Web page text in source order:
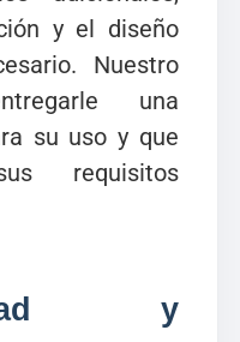
y el diseño
Nuestro
una
su uso y que
requisitos
y